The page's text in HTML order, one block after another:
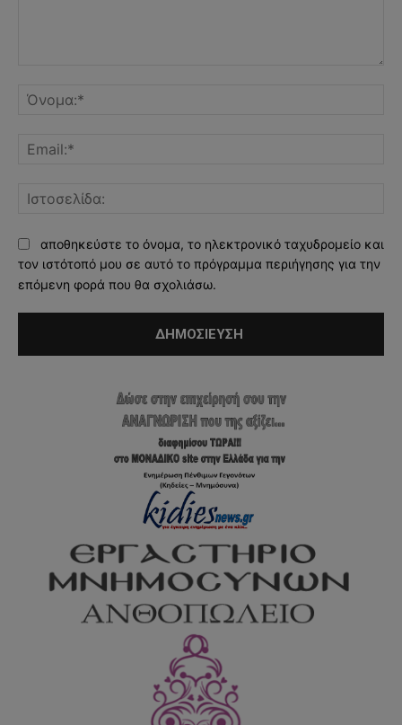
αποθηκεύστε το όνομα, το ηλεκτρονικό ταχυδρομείο και
τον ιστότοπό μου σε αυτό το πρόγραμμα περιήγησης για την
επόμενη φορά που θα σχολιάσω.